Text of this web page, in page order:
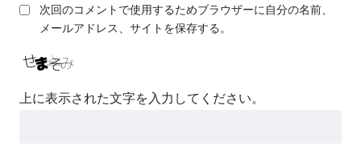
次回のコメントで使用するためブラウザーに自分の名前、
メールアドレス、サイトを保存する。
上に表示された文字を入力してください。